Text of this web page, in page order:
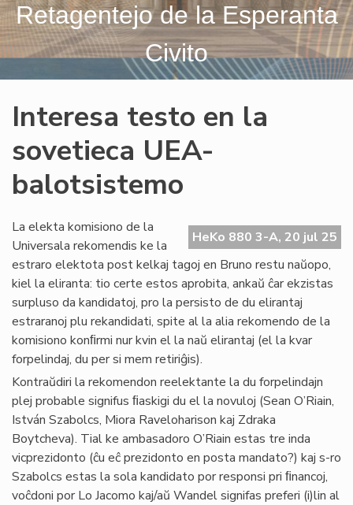
Retagentejo de la Esperanta
Civito
Interesa testo en la
sovetieca UEA-
balotsistemo
HeKo 880 3-A, 20 jul 25
La elekta komisiono de la
Universala rekomendis ke la
estraro elektota post kelkaj tagoj en Bruno restu naŭopo,
kiel la eliranta: tio certe estos aprobita, ankaŭ ĉar ekzistas
surpluso da kandidatoj, pro la persisto de du elirantaj
estraranoj plu rekandidati, spite al la alia rekomendo de la
komisiono konﬁrmi nur kvin el la naŭ elirantaj (el la kvar
forpelindaj, du per si mem retiriĝis).
Kontraŭdiri la rekomendon reelektante la du forpelindajn
plej probable signifus ﬁaskigi du el la novuloj (Sean O’Riain,
István Szabolcs, Miora Raveloharison kaj Zdraka
Boytcheva). Tial ke ambasadoro O’Riain estas tre inda
vicprezidonto (ĉu eĉ prezidonto en posta mandato?) kaj s-ro
Szabolcs estas la sola kandidato por responsi pri ﬁnancoj,
voĉdoni por Lo Jacomo kaj/aŭ Wandel signifas preferi (i)lin al